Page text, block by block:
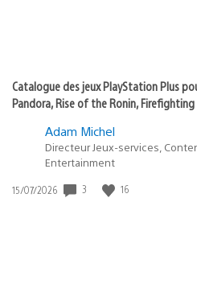
Catalogue des jeux PlayStation Plus
Pandora, Rise of the Ronin,
Adam Michel
Directeur Jeux-services,
Entertainment
Date
15/07/2026 3 16